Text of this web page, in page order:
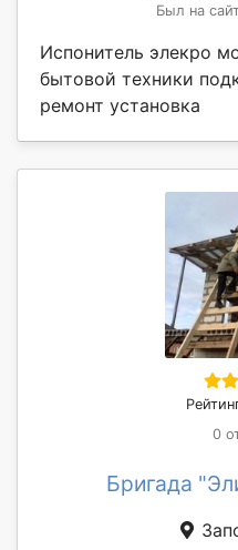
Был на
Испонитель элекро
бытовой техники
ремонт установка
0
Бригада